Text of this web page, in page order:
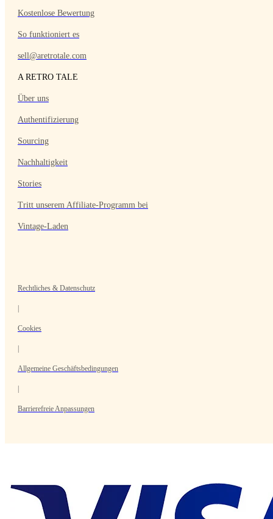
Kostenlose Bewertung
So funktioniert es
sell@aretrotale.com
A RETRO TALE
Über uns
Authentifizierung
Sourcing
Nachhaltigkeit
Stories
Tritt unserem Affiliate-Programm bei
Vintage-Laden
Rechtliches & Datenschutz
Cookies
Allgemeine Geschäftsbedingungen
Barrierefreie Anpassungen